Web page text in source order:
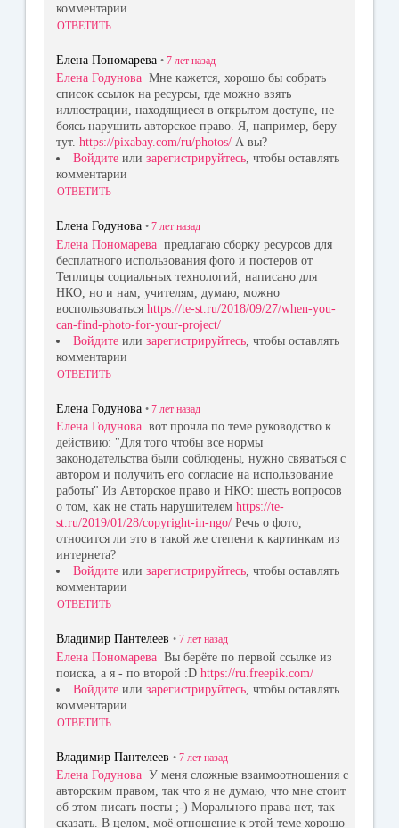
комментарии
ОТВЕТИТЬ
Елена Пономарева • 7 лет назад
Елена Годунова Мне кажется, хорошо бы собрать
список ссылок на ресурсы, где можно взять
иллюстрации, находящиеся в открытом доступе, не
боясь нарушить авторское право. Я, например, беру
тут. https://pixabay.com/ru/photos/ А вы?
Войдите или зарегистрируйтесь, чтобы оставлять
комментарии
ОТВЕТИТЬ
Елена Годунова • 7 лет назад
Елена Пономарева предлагаю сборку ресурсов для
бесплатного использования фото и постеров от
Теплицы социальных технологий, написано для
НКО, но и нам, учителям, думаю, можно
воспользоваться https://te-st.ru/2018/09/27/when-you-
can-find-photo-for-your-project/
Войдите или зарегистрируйтесь , чтобы оставлять
комментарии
ОТВЕТИТЬ
Елена Годунова • 7 лет назад
Елена Годунова вот прочла по теме руководство к
действию: "Для того чтобы все нормы
законодательства были соблюдены, нужно связаться с
автором и получить его согласие на использование
работы" Из Авторское право и НКО: шесть вопросов
о том, как не стать нарушителем https://te-
st.ru/2019/01/28/copyright-in-ngo/ Речь о фото,
относится ли это в такой же степени к картинкам из
интернета?
Войдите или зарегистрируйтесь, чтобы оставлять
комментарии
ОТВЕТИТЬ
Владимир Пантелеев • 7 лет назад
Елена Пономарева Вы берёте по первой ссылке из
поиска, а я - по второй :D https://ru.freepik.com/
Войдите или зарегистрируйтесь , чтобы оставлять
комментарии
ОТВЕТИТЬ
Владимир Пантелеев • 7 лет назад
Елена Годунова У меня сложные взаимоотношения с
авторским правом, так что я не думаю, что мне стоит
об этом писать посты ;-) Морального права нет, так
сказать. В целом, моё отношение к этой теме хорошо